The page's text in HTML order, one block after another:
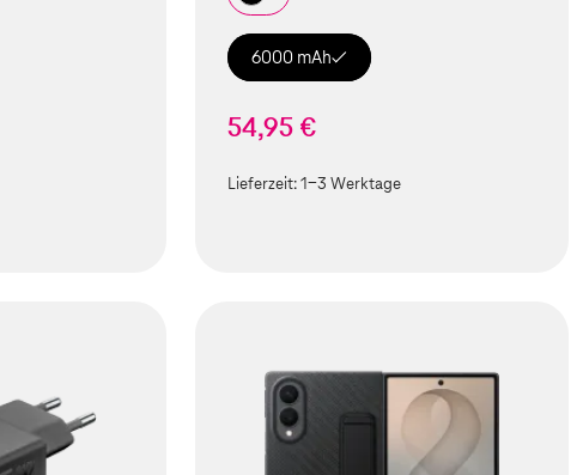
6000 mAh
54,95 €
Lieferzeit:1-3 Werktage